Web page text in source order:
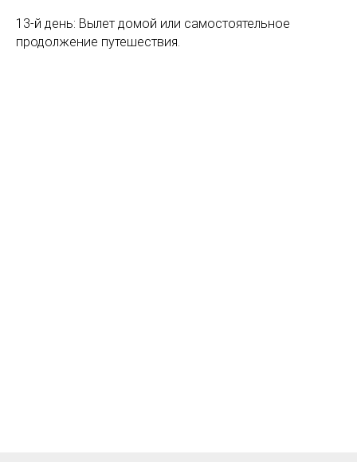
13-й день: Вылет домой или самостоятельное
продолжение путешествия.